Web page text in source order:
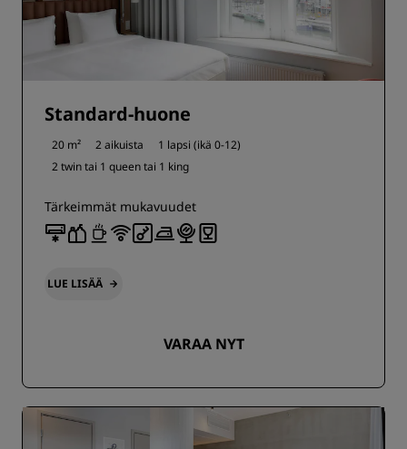
Standard-huone
20 m² 2 aikuista
1 lapsi (ikä 0-12)
2 twin tai 1 queen tai 1 king
Tärkeimmät mukavuudet
LUE LISÄÄ
VARAA NYT